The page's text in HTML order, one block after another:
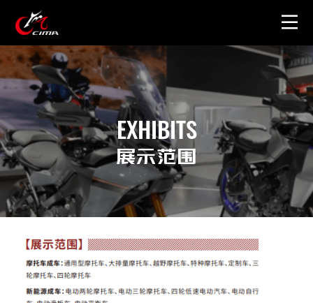
首页
关于展会
图片视频
周边产品
EXHIBITS
展示范围